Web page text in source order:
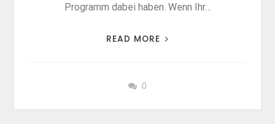
Programm dabei haben. Wenn Ihr…
READ MORE
0